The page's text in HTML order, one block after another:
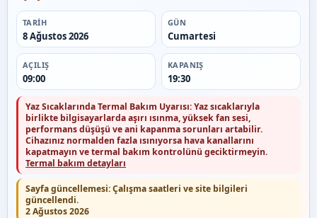
TARIH
8 Ağustos 2026
GÜN
Cumartesi
AÇILIŞ
09:00
KAPANIŞ
19:30
Yaz Sıcaklarında Termal Bakım Uyarısı:Yaz sıcaklarıyla
birlikte bilgisayarlarda aşırı ısınma, yüksek fan sesi,
performans düşüşü ve ani kapanma sorunları artabilir.
Cihazınız normalden fazla ısınıyorsa hava kanallarını
kapatmayın ve termal bakım kontrolünü geciktirmeyin.
Termal bakım detayları
Sayfa güncellemesi:Çalışma saatleri ve site bilgileri
güncellendi.
2 Ağustos 2026